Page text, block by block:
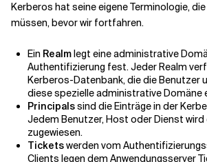
Kerberos hat seine eigene Terminologie,
müssen, bevor wir fortfahren.
Ein Realmlegt eine administrative
Authentifizierung fest. Jeder Realm
Kerberos-Datenbank, die die Benutzer
diese spezielle administrative Domäne
Principalssind die Einträge in der
Jedem Benutzer, Host oder Dienst wird
zugewiesen.
Ticketswerden vom
Clients legen dem Anwendungsserver